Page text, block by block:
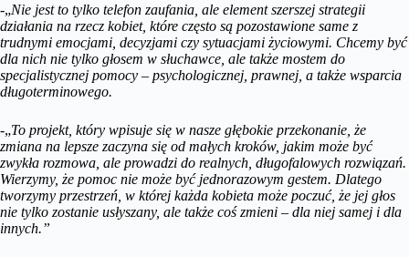
-„Nie jest to tylko telefon zaufania, ale element szerszej strategii
działania na rzecz kobiet, które często są pozostawione same z
trudnymi emocjami, decyzjami czy sytuacjami życiowymi. Chcemy być
dla nich nie tylko głosem w słuchawce, ale także mostem do
specjalistycznej pomocy – psychologicznej, prawnej, a także wsparcia
długoterminowego.
-„To projekt, który wpisuje się w nasze głębokie przekonanie, że
zmiana na lepsze zaczyna się od małych kroków, jakim może być
zwykła rozmowa, ale prowadzi do realnych, długofalowych rozwiązań.
Wierzymy, że pomoc nie może być jednorazowym gestem. Dlatego
tworzymy przestrzeń, w której każda kobieta może poczuć, że jej głos
nie tylko zostanie usłyszany, ale także coś zmieni – dla niej samej i dla
innych.”